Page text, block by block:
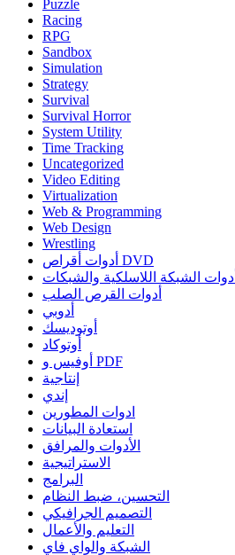
Puzzle
Racing
RPG
Sandbox
Simulation
Strategy
Survival
Survival Horror
System Utility
Time Tracking
Uncategorized
Video Editing
Virtualization
Web & Programming
Web Design
Wrestling
أدوات أقراص DVD
أدوات الشبكة اللاسلكية والشبكات
أدوات القرص الصلب
أدوبي
أوتوديسك
أوتوكاد
أوفيس و PDF
إنتاجية
إندي
ادوات المطورين
استعادة البيانات
الأدوات والمرافق
الاستراتيجية
البرامج
التحسين، ضبط النظام
التصميم الجرافيكي
التعليم والأعمال
الشبكة والواي فاي